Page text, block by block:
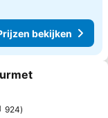
bekijken
aan favorieten
924